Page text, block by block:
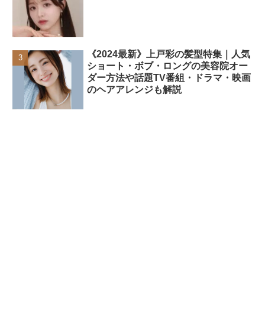
《2024最新》上戸彩の髪型特集｜人気
ショート・ボブ・ロングの美容院オー
ダー方法や話題TV番組・ドラマ・映画
のヘアアレンジも解説